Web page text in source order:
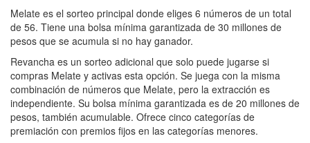
Melate es el sorteo principal donde eliges 6 números de un total
de 56. Tiene una bolsa mínima garantizada de 30 millones de
pesos que se acumula si no hay ganador.
Revancha es un sorteo adicional que solo puede jugarse si
compras Melate y activas esta opción. Se juega con la misma
combinación de números que Melate, pero la extracción es
independiente. Su bolsa mínima garantizada es de 20 millones de
pesos, también acumulable. Ofrece cinco categorías de
premiación con premios fijos en las categorías menores.